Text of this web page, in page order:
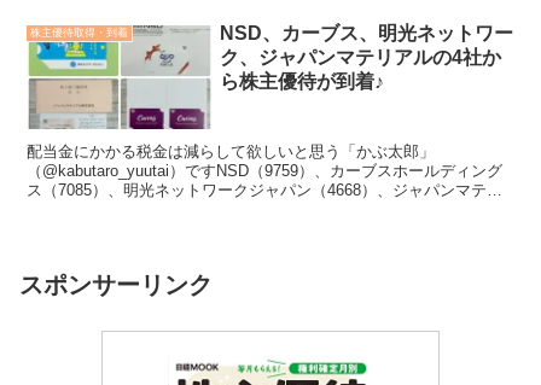
株主優待取得・到着
NSD、カーブス、明光ネットワー
ク、ジャパンマテリアルの4社か
ら株主優待が到着♪
配当金にかかる税金は減らして欲しいと思う「かぶ太郎」
（@kabutaro_yuutai）ですNSD（9759）、カーブスホールディング
ス（7085）、明光ネットワークジャパン（4668）、ジャパンマテリ
スポンサーリンク